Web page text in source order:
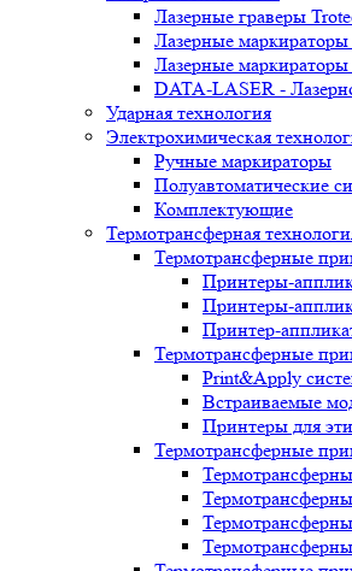
Лазерные граверы
Лазерные
Лазерные
DATA-LASER -
Ударная технология
Электрохимическая
Ручные маркираторы
Полуавтоматические
Комплектующие
Термотрансферная
Термотрансферные
Принтеры-
Принтеры-
Принтер-
Термотрансферные
Print&Apply
Встраиваемые
Принтеры для
Термотрансферные